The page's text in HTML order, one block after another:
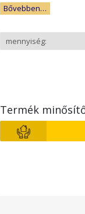
Bővebben…
Termék